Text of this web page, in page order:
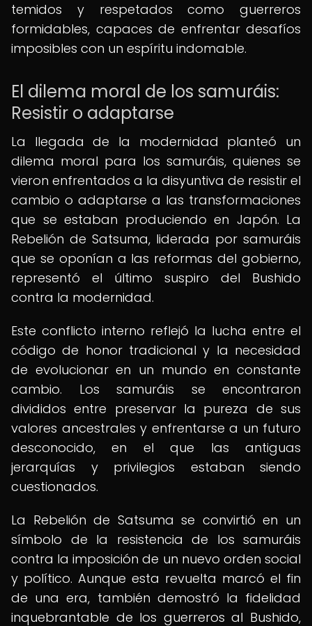
temidos y respetados como guerreros
formidables, capaces de enfrentar desafíos
imposibles con un espíritu indomable.
El dilema moral de los samuráis:
Resistir o adaptarse
La llegada de la modernidad planteó un
dilema moral para los samuráis, quienes se
vieron enfrentados a la disyuntiva de resistir el
cambio o adaptarse a las transformaciones
que se estaban produciendo en Japón. La
Rebelión de Satsuma, liderada por samuráis
que se oponían a las reformas del gobierno,
representó el último suspiro del Bushido
contra la modernidad.
Este conflicto interno reflejó la lucha entre el
código de honor tradicional y la necesidad
de evolucionar en un mundo en constante
cambio. Los samuráis se encontraron
divididos entre preservar la pureza de sus
valores ancestrales y enfrentarse a un futuro
desconocido, en el que las antiguas
jerarquías y privilegios estaban siendo
cuestionados.
La Rebelión de Satsuma se convirtió en un
símbolo de la resistencia de los samuráis
contra la imposición de un nuevo orden social
y político. Aunque esta revuelta marcó el fin
de una era, también demostró la fidelidad
inquebrantable de los guerreros al Bushido,